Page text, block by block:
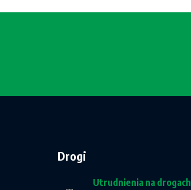
Drogi
Utrudnienia na drogach